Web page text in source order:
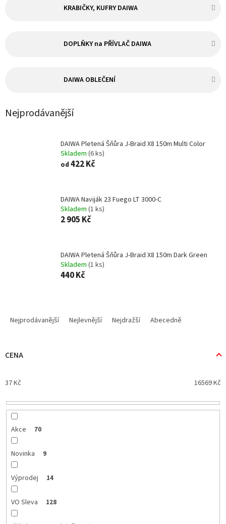
KRABIČKY, KUFRY DAIWA
DOPLŇKY na PŘÍVLAČ DAIWA
DAIWA OBLEČENÍ
Nejprodávanější
DAIWA Pletená Šňůra J-Braid X8 150m Multi Color
Skladem (6 ks)
od 422 Kč
DAIWA Naviják 23 Fuego LT 3000-C
Skladem (1 ks)
2 905 Kč
DAIWA Pletená Šňůra J-Braid X8 150m Dark Green
Skladem (1 ks)
440 Kč
n
r
d
Nejprodávanější Nejlevnější Nejdražší Abecedně
CENA
37Kč 16569Kč
Akce 70
Novinka 9
Výprodej 14
VO Sleva 128